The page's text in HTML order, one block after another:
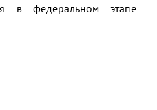
в федеральном этапе